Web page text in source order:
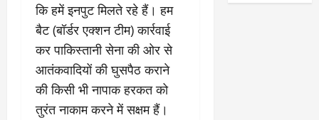
कि हमें इनपुट मिलते रहे हैं। हम
बैट (बॉर्डर एक्शन टीम) कार्रवाई
कर पाकिस्तानी सेना की ओर से
आतंकवादियों की घुसपैठ कराने
की किसी भी नापाक हरकत को
तुरंत नाकाम करने में सक्षम हैं।